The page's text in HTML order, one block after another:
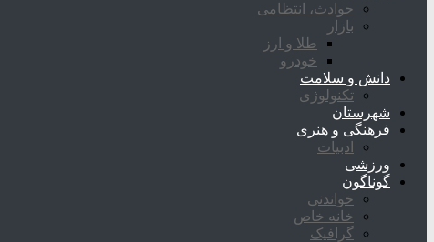
حوادث، انتظامی
بازار
طلا و ارز
خودرو
دانش و سلامت
تکنولوژی
شهرستان
فرهنگی و هنری
ادبیات
ورزشی
گوناگون
خواندنی
خانه خاص
گرافیک